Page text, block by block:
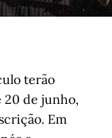
terão
20 de junho,
Em